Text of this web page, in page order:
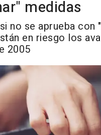
medidas
no se aprueba con
en riesgo los
2005